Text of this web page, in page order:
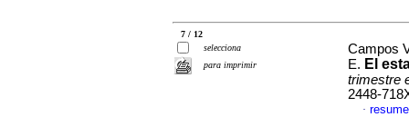
7 / 12
selecciona
para imprimir
Campos
E. El
trimestre
2448-
·